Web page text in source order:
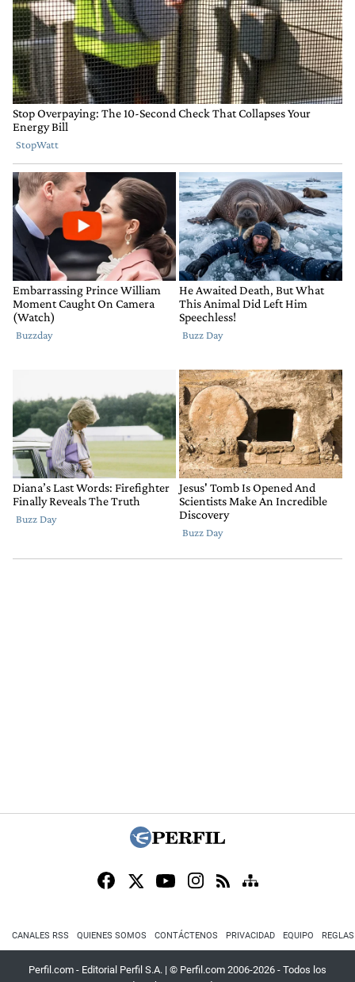
CANALES RSS QUIENES SOMOS CONTÁCTENOS PRIVACIDAD EQUIPO
Perfil.com - Editorial Perfil S.A. | © Perfil.com 2006-2026 - Todos los